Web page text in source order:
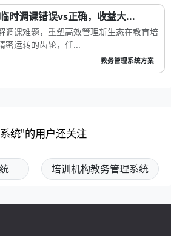
时调课错误vs正确，收益大...
调课难题，重塑高效管理新生态在教育培
密运转的齿轮，任...
教务管理系统方案
统"的用户还关注
培训机构教务管理系统